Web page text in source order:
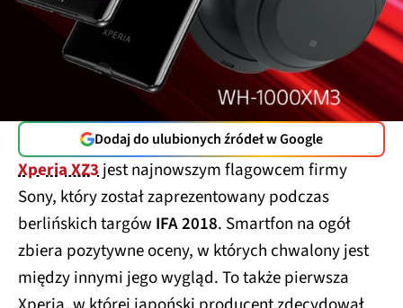
Dodaj do ulubionych źródeł w Google
Xperia XZ3 jest najnowszym flagowcem firmy
Sony, który został zaprezentowany podczas
berlińskich targów IFA 2018. Smartfon na ogół
zbiera pozytywne oceny, w których chwalony jest
między innymi jego wygląd. To także pierwsza
Xperia, w której japoński producent zdecydował